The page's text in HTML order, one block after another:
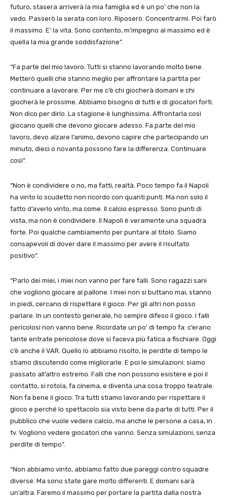
futuro, stasera arriverà la mia famiglia ed è un po’ che non la
vedo. Passerò la serata con loro. Riposerò. Concentrarmi. Poi farò
il massimo. E’ la vita. Sono contento, m’impegno al massimo ed è
quella la mia grande soddisfazione”.
“Fa parte del mio lavoro. Tutti si stanno lavorando molto bene.
Metterò quelli che stanno meglio per affrontare la partita per
continuare a lavorare. Per me c’è chi giocherà domani e chi
giocherà le prossime. Abbiamo bisogno di tutti e di giocatori forti.
Non dico per dirlo. La stagione è lunghissima. Affrontarla così
giocano quelli che devono giocare adesso. Fa parte del mio
lavoro, devo alzare l’animo, devono capire che partecipando un
minuto, dieci o novanta possono fare la differenza. Continuare
così”.
“Non è condividere o no, ma fatti, realtà. Poco tempo fa il Napoli
ha vinto lo scudetto non ricordo con quanti punti. Ma non solo il
fatto d’averlo vinto, ma come. Il calcio espresso. Sono punti di
vista, ma non è condividere. Il Napoli è veramente una squadra
forte. Poi qualche cambiamento per puntare al titolo. Siamo
consapevoli di dover dare il massimo per avere il risultato
positivo”.
“Parlo dei miei, i miei non vanno per fare falli. Sono ragazzi sani
che vogliono giocare al pallone. I miei non si buttano mai, stanno
in piedi, cercano di rispettare il gioco. Per gli altri non posso
parlare. In un contesto generale, ho sempre difeso il gioco. I falli
pericolosi non vanno bene. Ricordate un po’ di tempo fa: c’erano
tante entrate pericolose dove si faceva più fatica a fischiare. Oggi
c’è anche il VAR. Quello lo abbiamo risolto, le perdite di tempo le
stiamo discutendo come migliorarle. E poi le simulazioni: siamo
passato all’altro estremo. Falli che non possono esistere e poi il
contatto, si rotola, fa cinema, e diventa una cosa troppo teatrale.
Non fa bene il gioco. Tra tutti stiamo lavorando per rispettare il
gioco e perché lo spettacolo sia visto bene da parte di tutti. Per il
pubblico che vuole vedere calcio, ma anche le persone a casa, in
tv. Vogliono vedere giocatori che vanno. Senza simulazioni, senza
perdite di tempo”.
“Non abbiamo vinto, abbiamo fatto due pareggi contro squadre
diverse. Ma sono state gare molto differenti. E domani sarà
un’altra. Faremo il massimo per portare la partita dalla nostra